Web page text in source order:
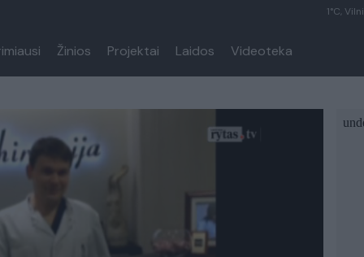
1°C,
Žinios Projektai Laidos Videoteka